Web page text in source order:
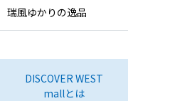
瑞風ゆかりの逸品
DISCOVER WEST
mallとは